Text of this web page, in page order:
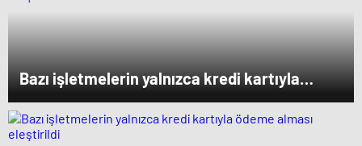
Bazı işletmelerin yalnızca kredi kartıyla
ödeme alması eleştirildi